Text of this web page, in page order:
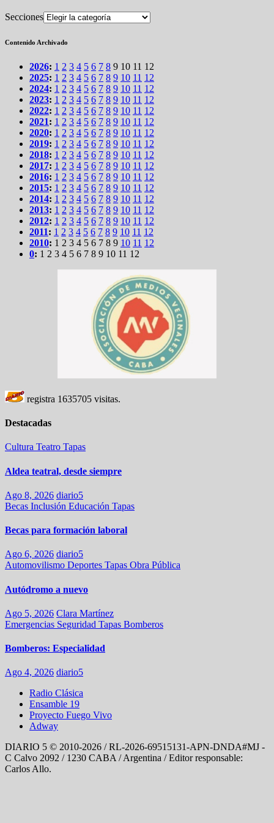
Secciones
Contenido Archivado
2026: 1 2 3 4 5 6 7 8 9 10 11 12
2025: 1 2 3 4 5 6 7 8 9 10 11 12
2024: 1 2 3 4 5 6 7 8 9 10 11 12
2023: 1 2 3 4 5 6 7 8 9 10 11 12
2022: 1 2 3 4 5 6 7 8 9 10 11 12
2021: 1 2 3 4 5 6 7 8 9 10 11 12
2020: 1 2 3 4 5 6 7 8 9 10 11 12
2019: 1 2 3 4 5 6 7 8 9 10 11 12
2018: 1 2 3 4 5 6 7 8 9 10 11 12
2017: 1 2 3 4 5 6 7 8 9 10 11 12
2016: 1 2 3 4 5 6 7 8 9 10 11 12
2015: 1 2 3 4 5 6 7 8 9 10 11 12
2014: 1 2 3 4 5 6 7 8 9 10 11 12
2013: 1 2 3 4 5 6 7 8 9 10 11 12
2012: 1 2 3 4 5 6 7 8 9 10 11 12
2011: 1 2 3 4 5 6 7 8 9 10 11 12
2010: 1 2 3 4 5 6 7 8 9 10 11 12
0: 1 2 3 4 5 6 7 8 9 10 11 12
registra 1635705 visitas.
Destacadas
Cultura Teatro Tapas
Aldea teatral, desde siempre
Ago 8, 2026 diario5
Becas Inclusión Educación Tapas
Becas para formación laboral
Ago 6, 2026 diario5
Automovilismo Deportes Tapas Obra Pública
Autódromo a nuevo
Ago 5, 2026 Clara Martínez
Emergencias Seguridad Tapas Bomberos
Bomberos: Especialidad
Ago 4, 2026 diario5
Radio Clásica
Ensamble 19
Proyecto Fuego Vivo
Adway
DIARIO 5 © 2010-2026 / RL-2026-69515131-APN-DNDA#MJ -
C Calvo 2092 / 1230 CABA / Argentina / Editor responsable:
Carlos Allo.